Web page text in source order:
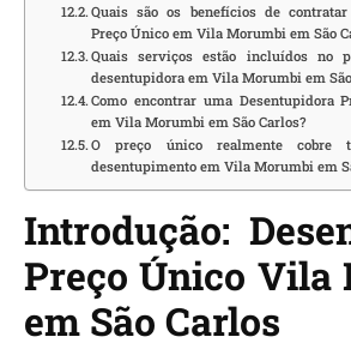
Quais são os benefícios de
Preço Único em Vila Morumbi em São
Quais serviços estão incluídos no
desentupidora em Vila Morumbi em
Como encontrar uma Desentupidora
em Vila Morumbi em São Carlos?
O preço único realmente cobre
desentupimento em Vila Morumbi em
Introdução:
Preço Único Vila
em São Carlos